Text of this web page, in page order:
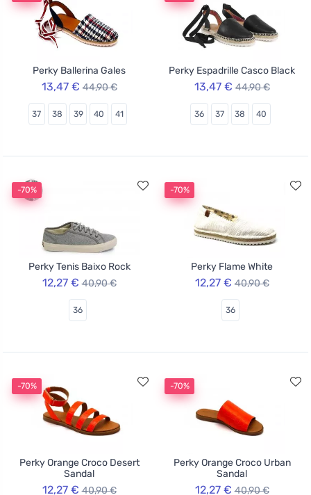
Perky Ballerina Gales
13,47 € 44,90 €
37 38 39 40 41
Perky Espadrille Casco Black
13,47 € 44,90 €
36 37 38 40
-70%
Perky Tenis Baixo Rock
12,27 € 40,90 €
36
-70%
Perky Flame White
12,27 € 40,90 €
36
-70%
Perky Orange Croco Desert
Sandal
12,27 € 40,90 €
-70%
Perky Orange Croco Urban
Sandal
12,27 € 40,90 €